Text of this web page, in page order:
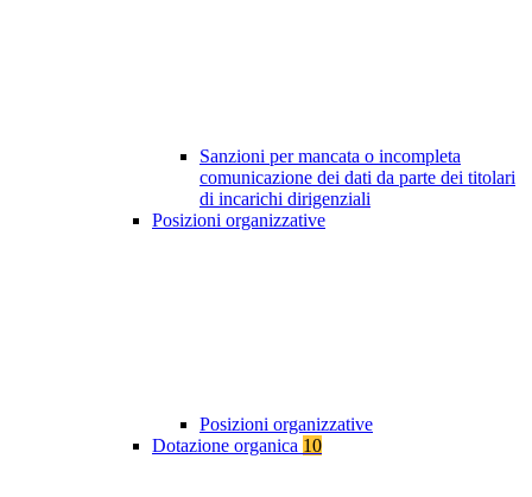
Sanzioni per mancata o incompleta
comunicazione dei dati da parte dei titolari
di incarichi dirigenziali
Posizioni organizzative
Posizioni organizzative
Dotazione organica 10